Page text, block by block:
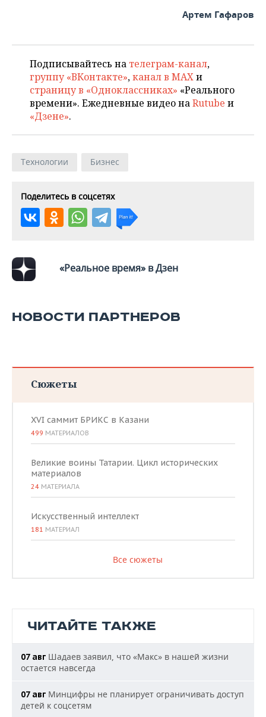
Артем Гафаров
Подписывайтесь на телеграм-канал,
группу «ВКонтакте»,канал в MAXи
страницу в «Одноклассниках» «Реального
времени». Ежедневные видео наRutube и
«Дзене».
Технологии Бизнес
Поделитесь в соцсетях
«Реальное время» в Дзен
НОВОСТИ ПАРТНЕРОВ
Сюжеты
XVI саммит БРИКС в Казани
499 МАТЕРИАЛОВ
Великие воины Татарии. Цикл исторических
материалов
24 МАТЕРИАЛА
Искусственный интеллект
181 МАТЕРИАЛ
Все сюжеты
ЧИТАЙТЕ ТАКЖЕ
07 авг Шадаев заявил, что «Макс» в нашей жизни
остается навсегда
07 авг Минцифры не планирует ограничивать доступ
детей к соцсетям